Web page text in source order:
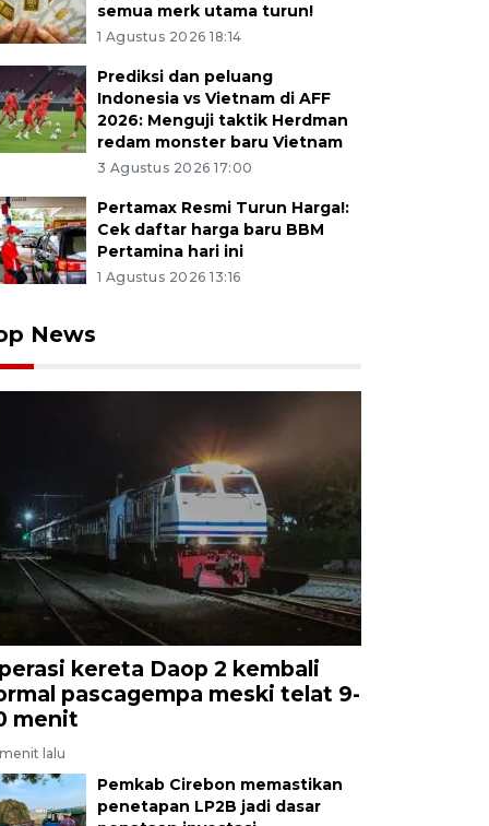
semua merk utama turun!
1 Agustus 2026 18:14
Prediksi dan peluang
Indonesia vs Vietnam di AFF
2026: Menguji taktik Herdman
redam monster baru Vietnam
3 Agustus 2026 17:00
Pertamax Resmi Turun Harga!:
Cek daftar harga baru BBM
Pertamina hari ini
1 Agustus 2026 13:16
News
kereta Daop 2 kembali
pascagempa meski telat 9-
menit
lalu
Pemkab Cirebon memastikan
penetapan LP2B jadi dasar